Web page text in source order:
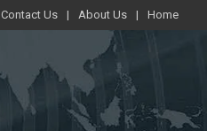
Contact Us About Us Home